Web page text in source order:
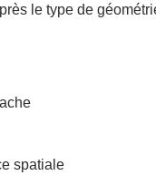
le type de
spatiale